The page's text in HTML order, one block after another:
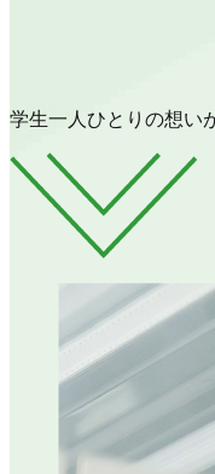
学生一人ひとりの想い